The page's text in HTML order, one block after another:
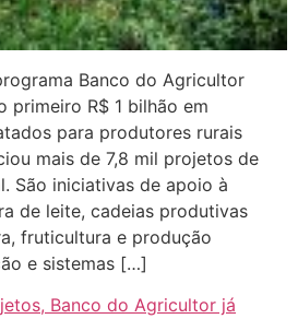
Banco do Agricultor
primeiro R$ 1 bilhão em
para produtores rurais
mais de 7,8 mil projetos de
São iniciativas de apoio à
de leite, cadeias produtivas
fruticultura e produção
e sistemas […]
Banco do Agricultor já